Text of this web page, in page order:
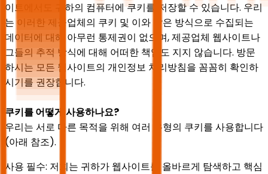
이트에서도 귀하의 컴퓨터에 쿠키를 저장할 수 있습니다. 우리
는 이러한 제공업체의 쿠키 및 이와 같은 방식으로 수집되는
데이터에 대해 아무런 통제권이 없으며, 제공업체 웹사이트나
그들의 추적 방식에 대해 어떠한 책임도 지지 않습니다. 방문
하시는 모든 웹사이트의 개인정보 처리방침을 꼼꼼히 확인하
시기를 권장합니다.
쿠키를 어떻게 사용하나요?
우리는 서로 다른 목적을 위해 여러 유형의 쿠키를 사용합니다
(아래 참조).
사용 필수: 저희는 귀하가 웹사이트를 올바르게 탐색하고 핵심